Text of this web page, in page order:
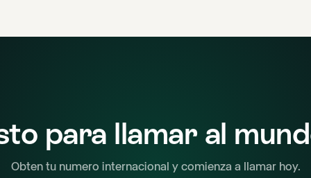
para llamar al
Obten tu numero internacional y comienza a llamar hoy.